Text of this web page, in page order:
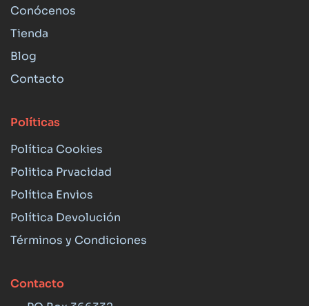
Conócenos
Tienda
Blog
Contacto
Políticas
Política Cookies
Politica Prvacidad
Política Envios
Política Devolución
Términos y Condiciones
Contacto